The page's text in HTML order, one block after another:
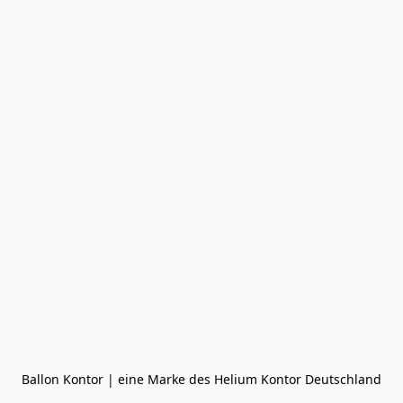
Ballon Kontor | eine Marke des Helium Kontor Deutschland